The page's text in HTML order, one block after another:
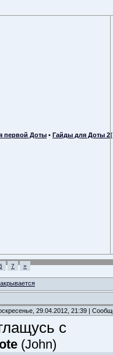
первой Доты • Гайды для Доты 2
7 »
29.04.2012, 21:39 |
с
(John)